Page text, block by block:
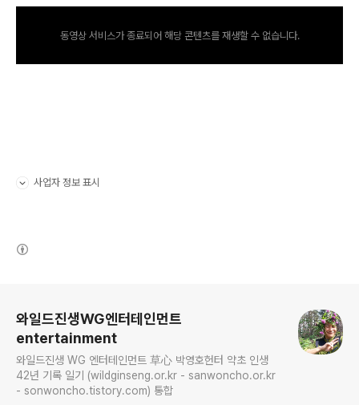
동영상 서비스가 종료되어 해당 콘텐츠를 재생할 수 없습니다.
사업자 정보 표시
와일드진생WG엔터테인먼트
entertainment
와일드진생 WG 엔터테인먼트 草心 박영호헌터 약초 인생
42년 기록 일기 (wildginseng.or.kr - sanwoncho.or.kr
- sonwoncho.tistory.com) 통합